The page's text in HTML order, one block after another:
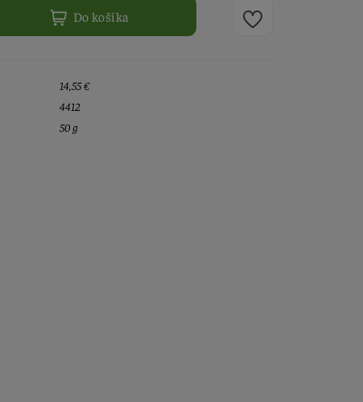
Do košíka
14,55 €
4412
50 g